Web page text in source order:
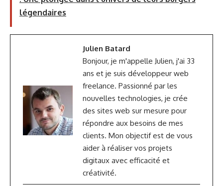
légendaires
Julien Batard
Bonjour, je m'appelle Julien, j'ai 33
ans et je suis développeur web
freelance. Passionné par les
nouvelles technologies, je crée
des sites web sur mesure pour
répondre aux besoins de mes
clients. Mon objectif est de vous
aider à réaliser vos projets
digitaux avec efficacité et
créativité.